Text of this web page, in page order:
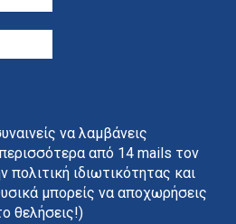
να λαμβάνεις
από 14 mails τον
ιδιωτικότητας και
μπορείς να αποχωρήσεις
θελήσεις!)